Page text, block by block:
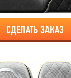
СДЕЛАТЬ ЗАКАЗ